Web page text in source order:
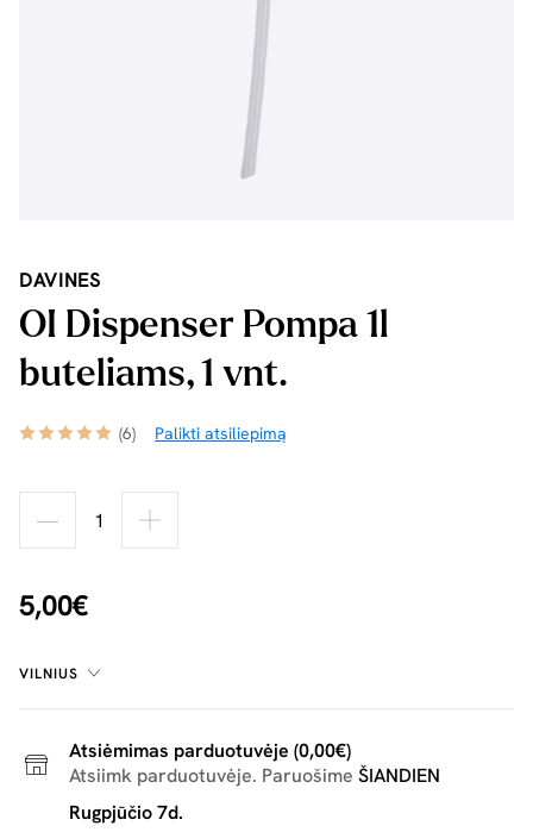
DAVINES
OI Dispenser Pompa 1l
buteliams, 1 vnt.
(6) Palikti atsiliepimą
5,00€
VILNIUS
Atsiėmimas parduotuvėje (0,00€)
Atsiimk parduotuvėje. Paruošime ŠIANDIEN
Rugpjūčio 7d.